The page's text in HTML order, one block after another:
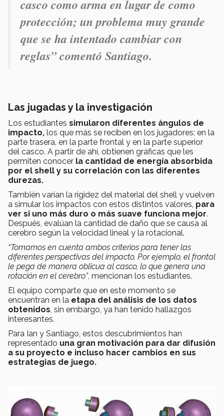
casco como arma en lugar de como
protección; un problema muy grande
que se ha intentado cambiar con
reglas” comentó Santiago.
Las jugadas y la investigación
Los estudiantes simularon diferentes ángulos de
impacto, los que más se reciben en los jugadores: en la
parte trasera, en la parte frontal y en la parte superior
del casco. A partir de ahí, obtienen gráficas que les
permiten conocer la cantidad de energía absorbida
por el shell y su correlación con las diferentes
durezas.
También varían la rigidez del material del shell y vuelven
a simular los impactos con estos distintos valores, para
ver si uno más duro o más suave funciona mejor.
Después, evalúan la cantidad de daño que se causa al
cerebro según la velocidad lineal y la rotacional.
“Tomamos en cuenta ambos criterios para tener las
diferentes perspectivas del impacto. Por ejemplo, el frontal
le pega de manera oblicua al casco, lo que genera una
rotación en el cerebro”, mencionan los estudiantes.
El equipo comparte que en este momento se
encuentran en la etapa del análisis de los datos
obtenidos, sin embargo, ya han tenido hallazgos
interesantes.
Para Ian y Santiago, estos descubrimientos han
representado una gran motivación para dar difusión
a su proyecto e incluso hacer cambios en sus
estrategias de juego.